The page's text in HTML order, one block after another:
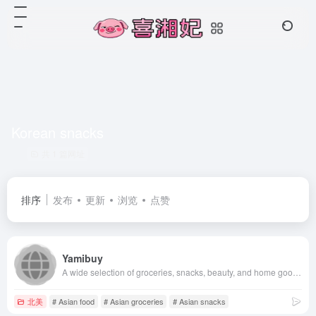
排序 发布 更新 浏览 点赞
Yamibuy
北美 # Asian food # Asian groceries # Asian snacks